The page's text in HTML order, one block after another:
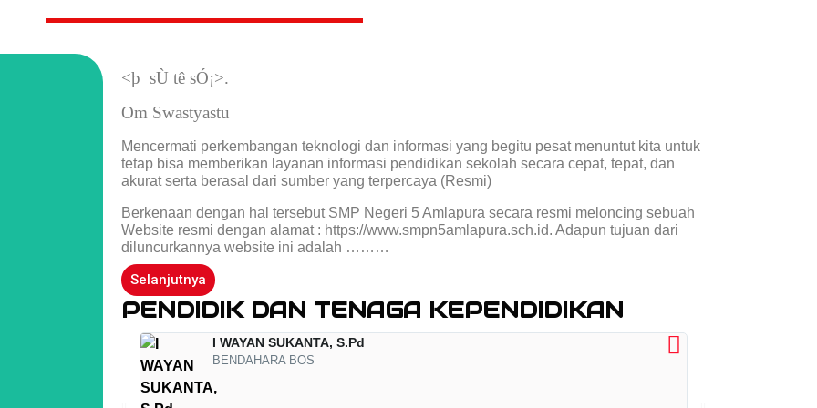
<þ sÙ tê sÓ¡>.
Om Swastyastu
Mencermati perkembangan teknologi dan informasi yang begitu pesat menuntut kita untuk
tetap bisa memberikan layanan informasi pendidikan sekolah secara cepat, tepat, dan
akurat serta berasal dari sumber yang terpercaya (Resmi)
Berkenaan dengan hal tersebut SMP Negeri 5 Amlapura secara resmi meloncing sebuah
Website resmi dengan alamat : https://www.smpn5amlapura.sch.id. Adapun tujuan dari
diluncurkannya website ini adalah ………
Selanjutnya
PENDIDIK DAN TENAGA KEPENDIDIKAN
I WAYAN SUKANTA, S.Pd
BENDAHARA BOS